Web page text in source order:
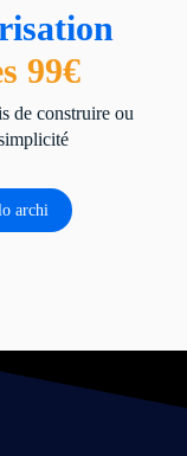
99€
de construire ou
archi